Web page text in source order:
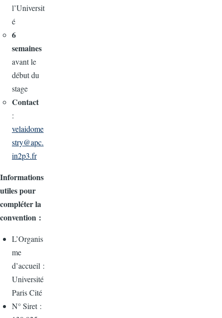
l’Universit
é
6
semaines
avant le
début du
stage
Contact
:
velaidome
stry@apc.
in2p3.fr
Informations
utiles pour
compléter la
convention :
L’Organis
me
d’accueil :
Université
Paris Cité
N° Siret :